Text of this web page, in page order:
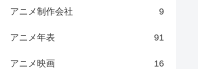
アニメ制作会社 9
アニメ年表 91
アニメ映画 16